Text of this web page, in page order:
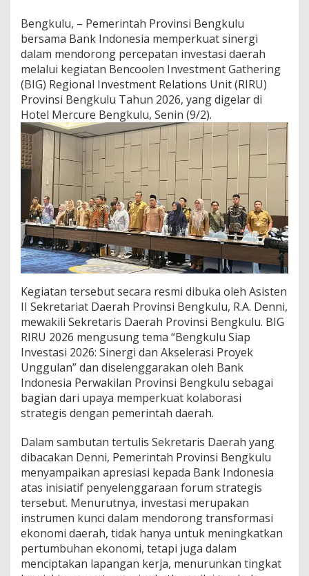
Bengkulu, – Pemerintah Provinsi Bengkulu
bersama Bank Indonesia memperkuat sinergi
dalam mendorong percepatan investasi daerah
melalui kegiatan Bencoolen Investment Gathering
(BIG) Regional Investment Relations Unit (RIRU)
Provinsi Bengkulu Tahun 2026, yang digelar di
Hotel Mercure Bengkulu, Senin (9/2).
Kegiatan tersebut secara resmi dibuka oleh Asisten
II Sekretariat Daerah Provinsi Bengkulu, R.A. Denni,
mewakili Sekretaris Daerah Provinsi Bengkulu. BIG
RIRU 2026 mengusung tema “Bengkulu Siap
Investasi 2026: Sinergi dan Akselerasi Proyek
Unggulan” dan diselenggarakan oleh Bank
Indonesia Perwakilan Provinsi Bengkulu sebagai
bagian dari upaya memperkuat kolaborasi
strategis dengan pemerintah daerah.
Dalam sambutan tertulis Sekretaris Daerah yang
dibacakan Denni, Pemerintah Provinsi Bengkulu
menyampaikan apresiasi kepada Bank Indonesia
atas inisiatif penyelenggaraan forum strategis
tersebut. Menurutnya, investasi merupakan
instrumen kunci dalam mendorong transformasi
ekonomi daerah, tidak hanya untuk meningkatkan
pertumbuhan ekonomi, tetapi juga dalam
menciptakan lapangan kerja, menurunkan tingkat